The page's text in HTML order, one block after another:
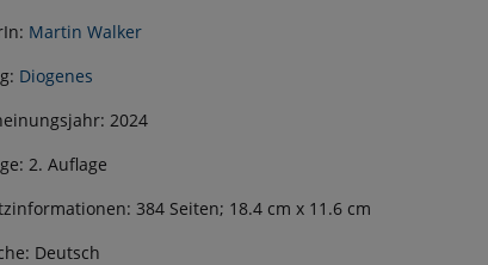
Martin Walker
Diogenes
2024
2. Auflage
384 Seiten; 18.4 cm x 11.6 cm
Deutsch